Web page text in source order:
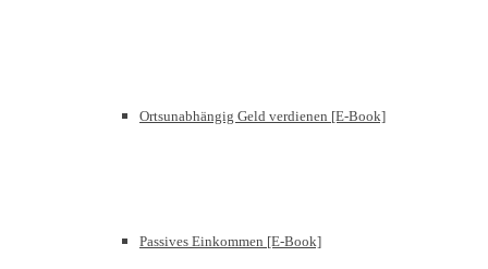
Ortsunabhängig Geld verdienen [E-Book]
Passives Einkommen [E-Book]